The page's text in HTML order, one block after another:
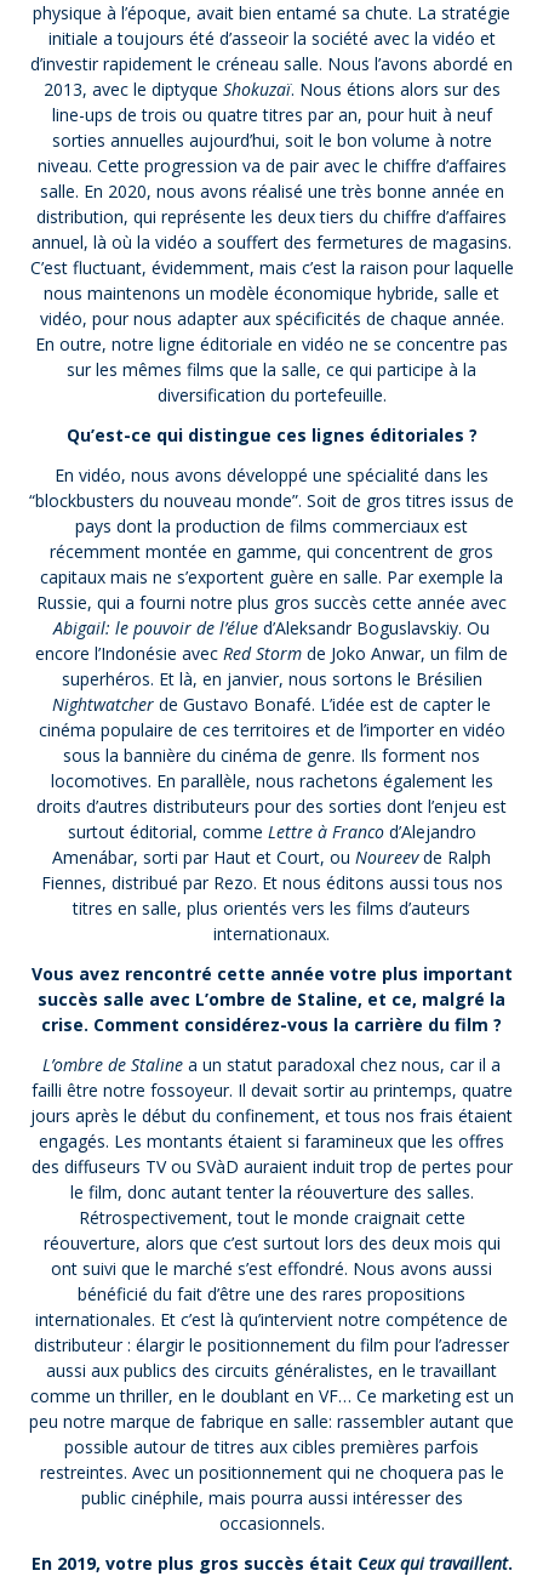
physique à l’époque, avait bien entamé sa chute. La stratégie
initiale a toujours été d’asseoir la société avec la vidéo et
d’investir rapidement le créneau salle. Nous l’avons abordé en
2013, avec le diptyque Shokuzaï. Nous étions alors sur des
line-ups de trois ou quatre titres par an, pour huit à neuf
sorties annuelles aujourd’hui, soit le bon volume à notre
niveau. Cette progression va de pair avec le chiffre d’affaires
salle. En 2020, nous avons réalisé une très bonne année en
distribution, qui représente les deux tiers du chiffre d’affaires
annuel, là où la vidéo a souffert des fermetures de magasins.
C’est fluctuant, évidemment, mais c’est la raison pour laquelle
nous maintenons un modèle économique hybride, salle et
vidéo, pour nous adapter aux spécificités de chaque année.
En outre, notre ligne éditoriale en vidéo ne se concentre pas
sur les mêmes films que la salle, ce qui participe à la
diversification du portefeuille.
Qu’est-ce qui distingue ces lignes éditoriales ?
En vidéo, nous avons développé une spécialité dans les
“blockbusters du nouveau monde”. Soit de gros titres issus de
pays dont la production de films commerciaux est
récemment montée en gamme, qui concentrent de gros
capitaux mais ne s’exportent guère en salle. Par exemple la
Russie, qui a fourni notre plus gros succès cette année avec
Abigail: le pouvoir de l’élue d’Aleksandr Boguslavskiy. Ou
encore l’Indonésie avec Red Storm de Joko Anwar, un film de
superhéros. Et là, en janvier, nous sortons le Brésilien
Nightwatcher de Gustavo Bonafé. L’idée est de capter le
cinéma populaire de ces territoires et de l’importer en vidéo
sous la bannière du cinéma de genre. Ils forment nos
locomotives. En parallèle, nous rachetons également les
droits d’autres distributeurs pour des sorties dont l’enjeu est
surtout éditorial, comme Lettre à Francod’Alejandro
Amenábar, sorti par Haut et Court, ou Noureevde Ralph
Fiennes, distribué par Rezo. Et nous éditons aussi tous nos
titres en salle, plus orientés vers les films d’auteurs
internationaux.
Vous avez rencontré cette année votre plus important
succès salle avec L’ombre de Staline, et ce, malgré la
crise. Comment considérez-vous la carrière du film ?
L’ombre de Staline a un statut paradoxal chez nous, car il a
failli être notre fossoyeur. Il devait sortir au printemps, quatre
jours après le début du confinement, et tous nos frais étaient
engagés. Les montants étaient si faramineux que les offres
des diffuseurs TV ou SVàD auraient induit trop de pertes pour
le film, donc autant tenter la réouverture des salles.
Rétrospectivement, tout le monde craignait cette
réouverture, alors que c’est surtout lors des deux mois qui
ont suivi que le marché s’est effondré. Nous avons aussi
bénéficié du fait d’être une des rares propositions
internationales. Et c’est là qu’intervient notre compétence de
distributeur : élargir le positionnement du film pour l’adresser
aussi aux publics des circuits généralistes, en le travaillant
comme un thriller, en le doublant en VF… Ce marketing est un
peu notre marque de fabrique en salle: rassembler autant que
possible autour de titres aux cibles premières parfois
restreintes. Avec un positionnement qui ne choquera pas le
public cinéphile, mais pourra aussi intéresser des
occasionnels.
En 2019, votre plus gros succès était Ceux qui travaillent.